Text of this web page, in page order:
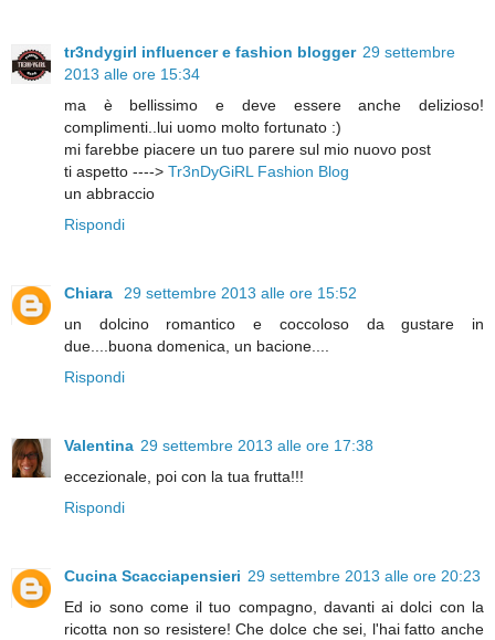
tr3ndygirl influencer e fashion blogger 29 settembre
2013 alle ore 15:34
ma è bellissimo e deve essere anche delizioso!
complimenti..lui uomo molto fortunato :)
mi farebbe piacere un tuo parere sul mio nuovo post
ti aspetto ----> Tr3nDyGiRL Fashion Blog
un abbraccio
Rispondi
Chiara
29 settembre 2013 alle ore 15:52
un dolcino romantico e coccoloso da gustare in
due....buona domenica, un bacione....
Rispondi
Valentina 29 settembre 2013 alle ore 17:38
eccezionale, poi con la tua frutta!!!
Rispondi
Cucina Scacciapensieri 29 settembre 2013 alle ore 20:23
Ed io sono come il tuo compagno, davanti ai dolci con la
ricotta non so resistere! Che dolce che sei, l'hai fatto anche